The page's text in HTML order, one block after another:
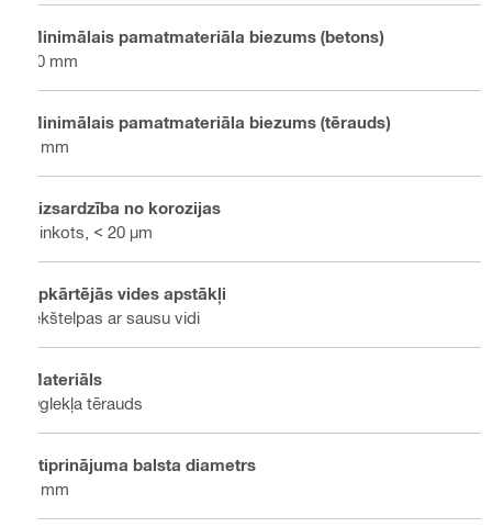
Minimālais pamatmateriāla biezums (betons)
80 mm
Minimālais pamatmateriāla biezums (tērauds)
6 mm
Aizsardzība no korozijas
Cinkots, < 20 µm
Apkārtējās vides apstākļi
Iekštelpas ar sausu vidi
Materiāls
Oglekļa tērauds
Stiprinājuma balsta diametrs
4 mm